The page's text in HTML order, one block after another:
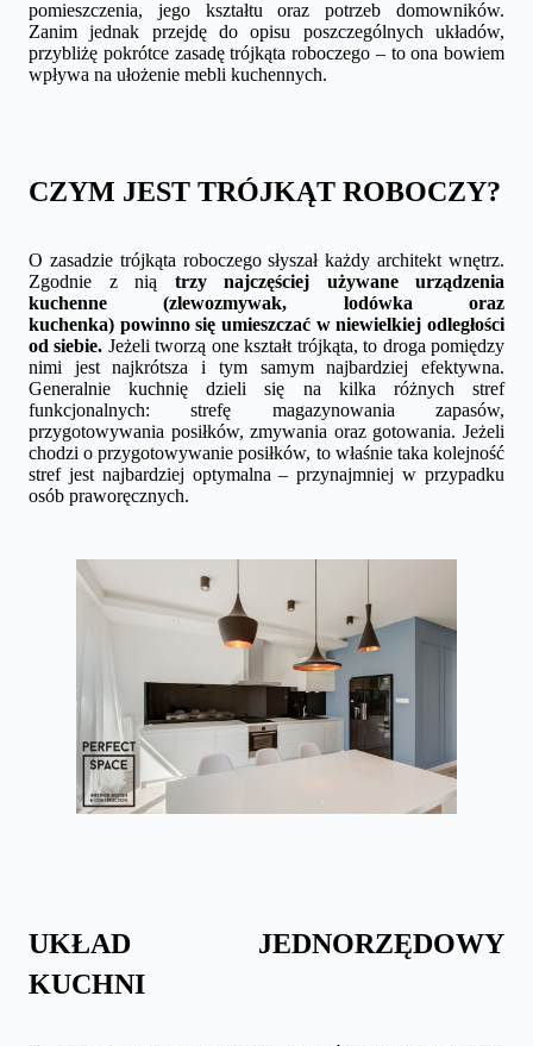
pomieszczenia, jego kształtu oraz potrzeb domowników.
Zanim jednak przejdę do opisu poszczególnych układów,
przybliżę pokrótce zasadę trójkąta roboczego – to ona bowiem
wpływa na ułożenie mebli kuchennych.
CZYM JEST TRÓJKĄT ROBOCZY?
O zasadzie trójkąta roboczego słyszał każdy architekt wnętrz.
Zgodnie z nią trzy najczęściej używane urządzenia
kuchenne (zlewozmywak, lodówka oraz
kuchenka) powinno się umieszczać w niewielkiej odległości
od siebie. Jeżeli tworzą one kształt trójkąta, to droga pomiędzy
nimi jest najkrótsza i tym samym najbardziej efektywna.
Generalnie kuchnię dzieli się na kilka różnych stref
funkcjonalnych: strefę magazynowania zapasów,
przygotowywania posiłków, zmywania oraz gotowania. Jeżeli
chodzi o przygotowywanie posiłków, to właśnie taka kolejność
stref jest najbardziej optymalna – przynajmniej w przypadku
osób praworęcznych.
UKŁAD JEDNORZĘDOWY
KUCHNI